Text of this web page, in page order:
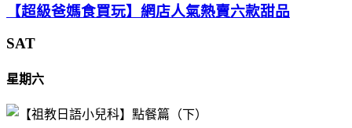
【超級爸媽食買玩】網店人氣熱賣六款甜品
SAT
星期六